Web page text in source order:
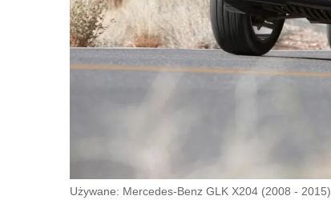
Używane: Mercedes-Benz GLK X204 (2008 - 2015)